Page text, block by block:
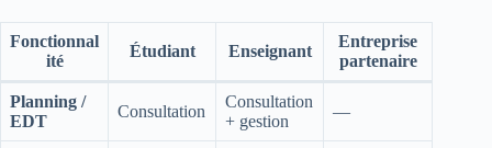
Fonctionnal
ité
Étudiant Enseignant
Entreprise
partenaire
Planning /
EDT
Consultation
Consultation
+ gestion
—